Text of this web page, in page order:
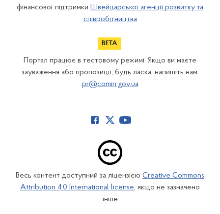
фінансової підтримки Швейцарської агенції розвитку та
співробітництва
Портал працює в тестовому режимі. Якщо ви маєте
зауваження або пропозиції, будь ласка, напишіть нам:
pr@comin.gov.ua
Весь контент доступний за ліцензією Creative Commons
Attribution 4.0 International license, якщо не зазначено
інше